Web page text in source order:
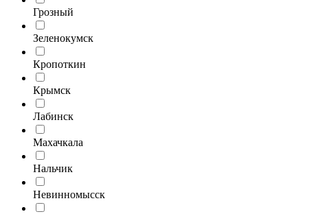
Грозный
Зеленокумск
Кропоткин
Крымск
Лабинск
Махачкала
Нальчик
Невинномысск